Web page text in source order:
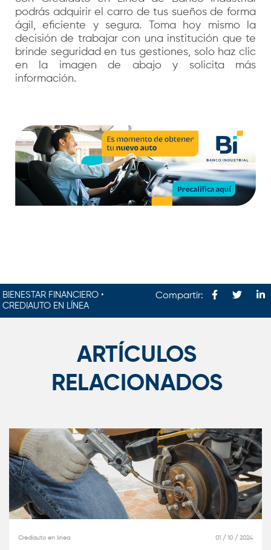
podrás adquirir el carro de tus sueños de forma
ágil, eficiente y segura. Toma hoy mismo la
decisión de trabajar con una institución que te
brinde seguridad en tus gestiones, solo haz clic
en la imagen de abajo y solicita más
información.
BIENESTAR FINANCIERO •
CREDIAUTO EN LÍNEA
Compartir:
ARTÍCULOS
RELACIONADOS
Crediauto en línea 01 / 10 / 2024